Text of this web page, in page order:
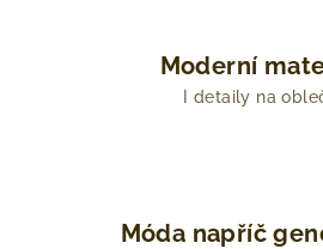
Moderní
I detaily na
Móda napříč